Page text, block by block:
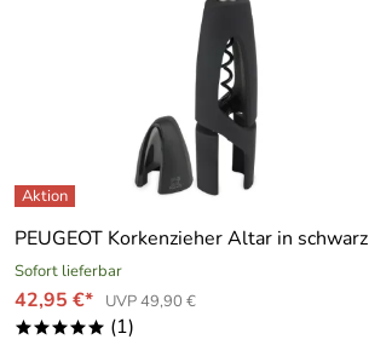
PEUGEOT Korkenzieher Altar in schwarz
Sofort lieferbar
42,95 €* UVP 49,90 €
***** (1)